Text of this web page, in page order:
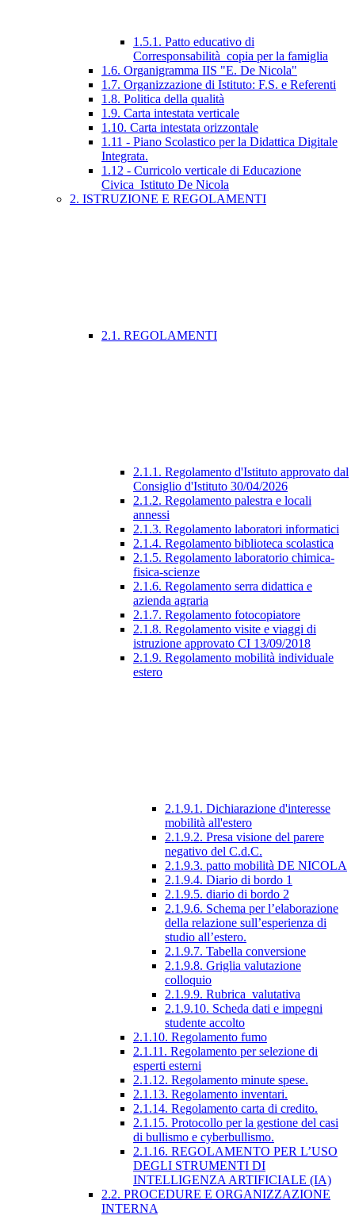
1.5.1. Patto educativo di
Corresponsabilità_copia per la famiglia
1.6. Organigramma IIS "E. De Nicola"
1.7. Organizzazione di Istituto: F.S. e Referenti
1.8. Politica della qualità
1.9. Carta intestata verticale
1.10. Carta intestata orizzontale
1.11 - Piano Scolastico per la Didattica Digitale
Integrata.
1.12 - Curricolo verticale di Educazione
Civica_Istituto De Nicola
2. ISTRUZIONE E REGOLAMENTI
2.1. REGOLAMENTI
2.1.1. Regolamento d'Istituto approvato dal
Consiglio d'Istituto 30/04/2026
2.1.2. Regolamento palestra e locali
annessi
2.1.3. Regolamento laboratori informatici
2.1.4. Regolamento biblioteca scolastica
2.1.5. Regolamento laboratorio chimica-
fisica-scienze
2.1.6. Regolamento serra didattica e
azienda agraria
2.1.7. Regolamento fotocopiatore
2.1.8. Regolamento visite e viaggi di
istruzione approvato CI 13/09/2018
2.1.9. Regolamento mobilità individuale
estero
2.1.9.1. Dichiarazione d'interesse
mobilità all'estero
2.1.9.2. Presa visione del parere
negativo del C.d.C.
2.1.9.3. patto mobilità DE NICOLA
2.1.9.4. Diario di bordo 1
2.1.9.5. diario di bordo 2
2.1.9.6. Schema per l’elaborazione
della relazione sull’esperienza di
studio all’estero.
2.1.9.7. Tabella conversione
2.1.9.8. Griglia valutazione
colloquio
2.1.9.9. Rubrica_valutativa
2.1.9.10. Scheda dati e impegni
studente accolto
2.1.10. Regolamento fumo
2.1.11. Regolamento per selezione di
esperti esterni
2.1.12. Regolamento minute spese.
2.1.13. Regolamento inventari.
2.1.14. Regolamento carta di credito.
2.1.15. Protocollo per la gestione del casi
di bullismo e cyberbullismo.
2.1.16. REGOLAMENTO PER L’USO
DEGLI STRUMENTI DI
INTELLIGENZA ARTIFICIALE (IA)
2.2. PROCEDURE E ORGANIZZAZIONE
INTERNA